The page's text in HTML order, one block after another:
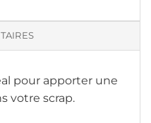
pour apporter une
votre scrap.